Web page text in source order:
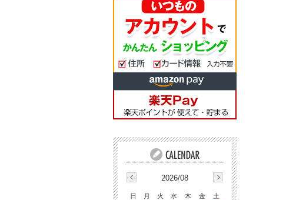
2026/08
日 月 火 水 木 金
土